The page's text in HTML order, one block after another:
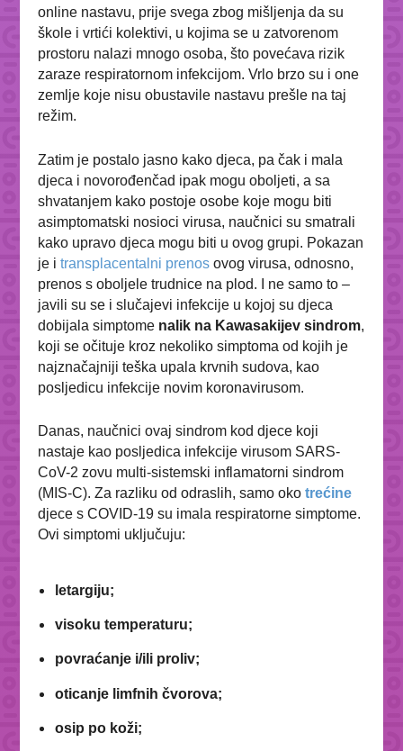
online nastavu, prije svega zbog mišljenja da su
škole i vrtići kolektivi, u kojima se u zatvorenom
prostoru nalazi mnogo osoba, što povećava rizik
zaraze respiratornom infekcijom. Vrlo brzo su i one
zemlje koje nisu obustavile nastavu prešle na taj
režim.
Zatim je postalo jasno kako djeca, pa čak i mala
djeca i novorođenčad ipak mogu oboljeti, a sa
shvatanjem kako postoje osobe koje mogu biti
asimptomatski nosioci virusa, naučnici su smatrali
kako upravo djeca mogu biti u ovog grupi. Pokazan
je itransplacentalni prenosovog virusa, odnosno,
prenos s oboljele trudnice na plod. I ne samo to –
javili su se i slučajevi infekcije u kojoj su djeca
dobijala simptome nalik na Kawasakijev sindrom,
koji se očituje kroz nekoliko simptoma od kojih je
najznačajnijiteška upala krvnih sudova, kao
posljedicu infekcije novim koronavirusom.
Danas, naučnici ovaj sindrom kod djece koji
nastaje kao posljedica infekcije virusom SARS-
CoV-2 zovu multi-sistemski inflamatorni sindrom
(MIS-C). Za razliku od odraslih, samo okotrećine
djece s COVID-19 su imala respiratorne simptome.
Ovi simptomi uključuju:
letargiju;
visoku temperaturu;
povraćanje i/ili proliv;
oticanje limfnih čvorova;
osip po koži;